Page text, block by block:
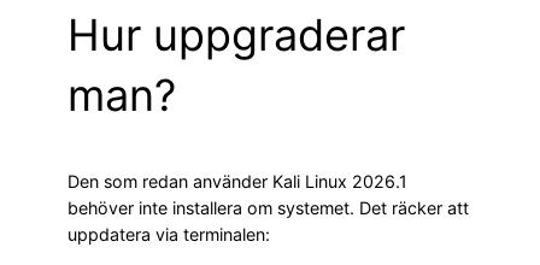
Hur uppgraderar
man?
Den som redan använder Kali Linux 2026.1
behöver inte installera om systemet. Det räcker att
uppdatera via terminalen: